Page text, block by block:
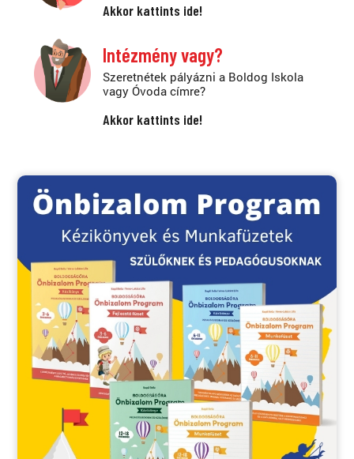
Akkor kattints ide!
Intézmény vagy?
Szeretnétek pályázni a Boldog Iskola
vagy Óvoda címre?
Akkor kattints ide!